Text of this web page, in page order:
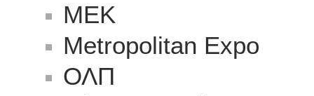
ΜΕΚ
Metropolitan Expo
ΟΛΠ